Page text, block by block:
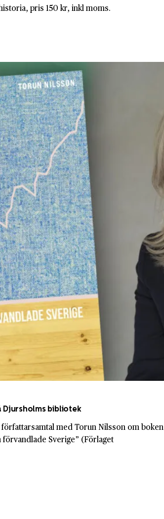
pris 150 kr, inkl moms.
Djursholms bibliotek
med Torun Nilsson om boken
Sverige” (Förlaget